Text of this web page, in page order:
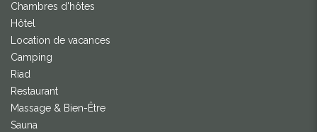
Chambres d'hôtes
Hôtel
Location de vacances
Camping
Riad
Restaurant
Massage & Bien-Être
Sauna